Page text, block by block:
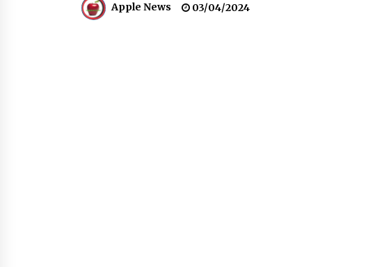
ऊना में PWD का जेई 8 हजार रुपये रिश्वत लेते गिरफ्तार,
Apple News 03/04/2024